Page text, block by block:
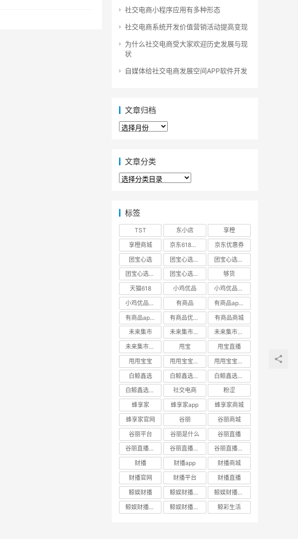
社交电商小程序应用有多种形态
社交电商系统开发价值营销活动提高变现
为什么社交电商受大家欢迎历史发展与现
状
自媒体给社交电商发展空间APP软件开发
文章归档
文
文章分类
文
标签
TST 东小店
享橙
享橙商城
京东618大促优惠券
京东优惠券
团宝心选
团宝心选商城
团宝心选官方网站
团宝心选官网
团宝心选小程序
够货
天猫618
小鸡优品
小鸡优品商城
小鸡优品官网
有商品
有商品app下载
有商品app邀请码
有商品优惠券
有商品商城
未来集市
未来集市app
未来集市商城
未来集市邀请码
甩宝
甩宝直播
甩甩宝宝
甩甩宝宝商城
甩甩宝宝直播
白鲸鑫选
白鲸鑫选APP
白鲸鑫选商城
白鲸鑫选官网
社交电商
粉涩
蜂享家
蜂享家app
蜂享家商城
蜂享家官网
谷丽
谷丽商城
谷丽平台
谷丽是什么
谷丽直播
谷丽直播官网
谷丽直播平台
谷丽直播怎么加入
财播
财播app
财播商城
财播官网
财播平台
财播直播
鲸娱财播
鲸娱财播app
鲸娱财播商城
鲸娱财播官网
鲸娱财播直播 鲸彩生活